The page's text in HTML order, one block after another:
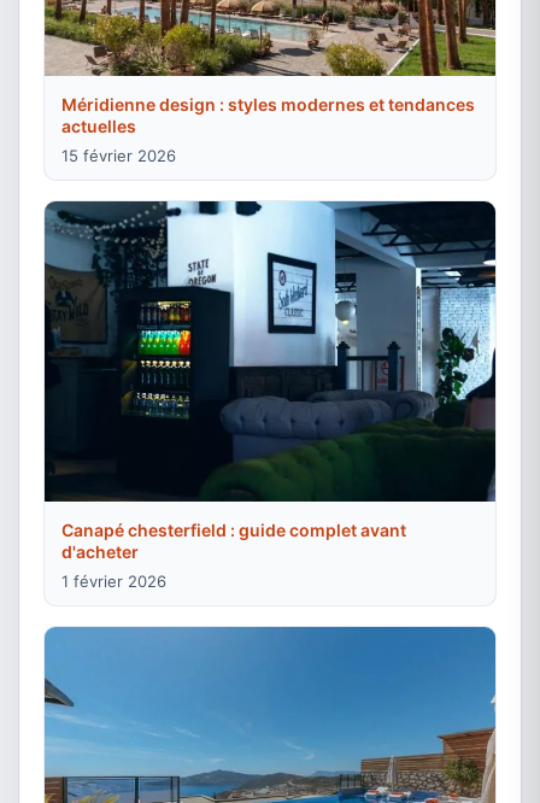
Méridienne design : styles modernes et tendances
actuelles
15 février 2026
Canapé chesterfield : guide complet avant
d'acheter
1 février 2026